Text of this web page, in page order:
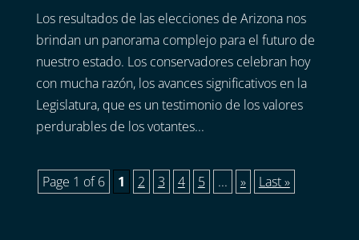
Los resultados de las elecciones de Arizona nos
brindan un panorama complejo para el futuro de
nuestro estado. Los conservadores celebran hoy
con mucha razón, los avances significativos en la
Legislatura, que es un testimonio de los valores
perdurables de los votantes...
Page 1 of 6 1 2 3 4 5 ... » Last »